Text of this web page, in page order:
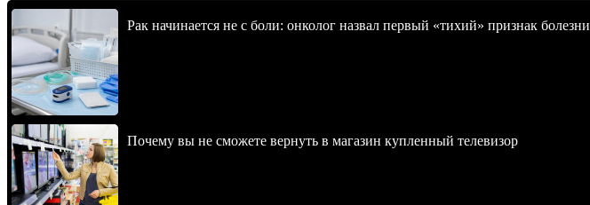
Рак начинается не с боли: онколог назвал первый «тихий» признак болезни
Почему вы не сможете вернуть в магазин купленный телевизор